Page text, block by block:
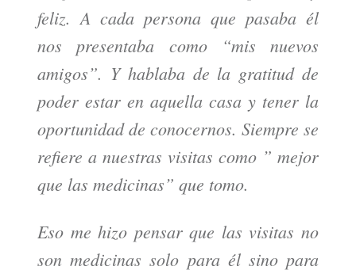
feliz. A cada persona que pasaba él
nos presentaba como “mis nuevos
amigos”. Y hablaba de la gratitud de
poder estar en aquella casa y tener la
oportunidad de conocernos. Siempre se
refiere a nuestras visitas como ” mejor
que las medicinas” que tomo.
Eso me hizo pensar que las visitas no
son medicinas solo para él sino para